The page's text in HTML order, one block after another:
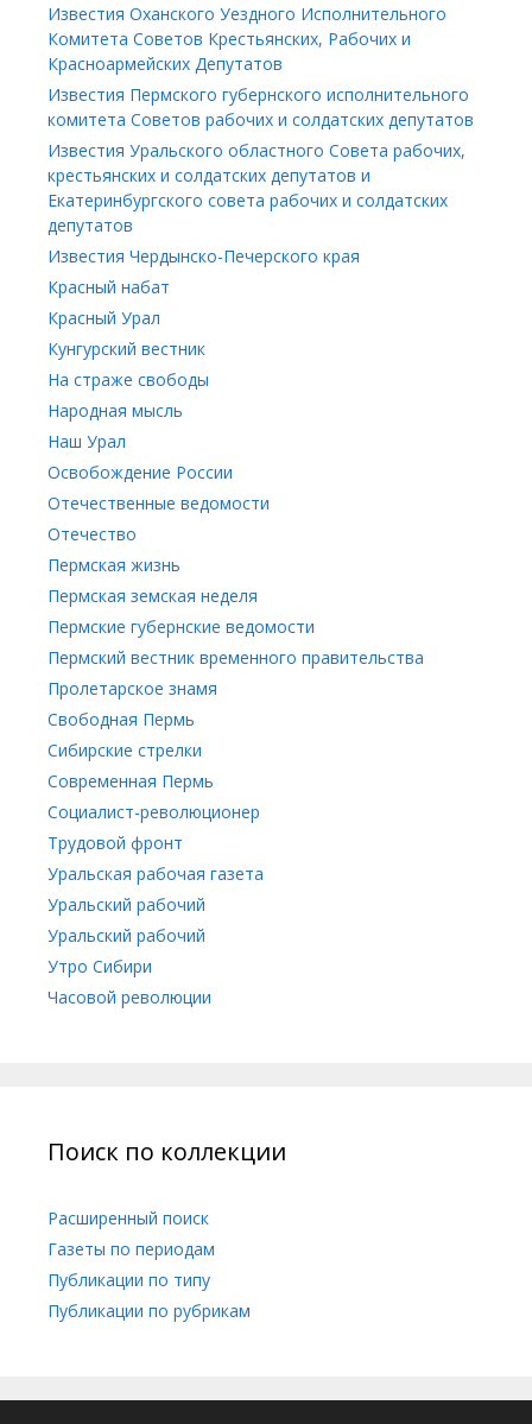
Известия Оханского Уездного Исполнительного
Комитета Советов Крестьянских, Рабочих и
Красноармейских Депутатов
Известия Пермского губернского исполнительного
комитета Советов рабочих и солдатских депутатов
Известия Уральского областного Совета рабочих,
крестьянских и солдатских депутатов и
Екатеринбургского совета рабочих и солдатских
депутатов
Известия Чердынско-Печерского края
Красный набат
Красный Урал
Кунгурский вестник
На страже свободы
Народная мысль
Наш Урал
Освобождение России
Отечественные ведомости
Отечество
Пермская жизнь
Пермская земская неделя
Пермские губернские ведомости
Пермский вестник временного правительства
Пролетарское знамя
Свободная Пермь
Сибирские стрелки
Современная Пермь
Социалист-революционер
Трудовой фронт
Уральская рабочая газета
Уральский рабочий
Уральский рабочий
Утро Сибири
Часовой революции
Поиск по коллекции
Расширенный поиск
Газеты по периодам
Публикации по типу
Публикации по рубрикам